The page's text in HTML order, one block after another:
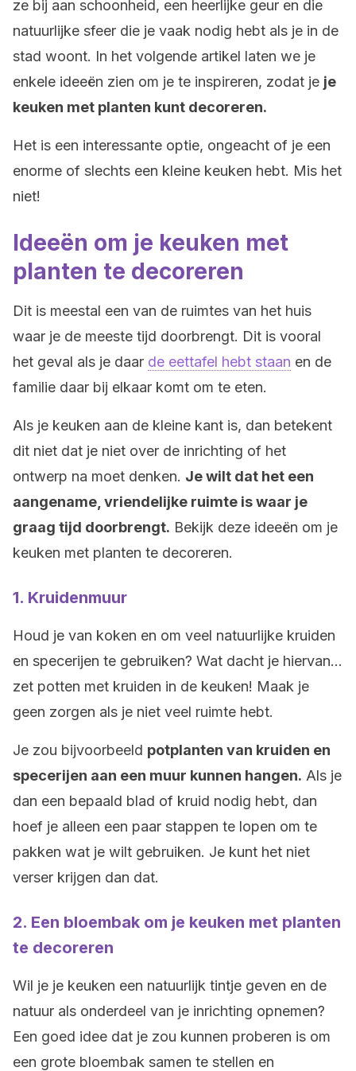
ze bij aan schoonheid, een heerlijke geur en die
natuurlijke sfeer die je vaak nodig hebt als je in de
stad woont. In het volgende artikel laten we je
enkele ideeën zien om je te inspireren, zodat je je
keuken met planten kunt decoreren.
Het is een interessante optie, ongeacht of je een
enorme of slechts een kleine keuken hebt. Mis het
niet!
Ideeën om je keuken met
planten te decoreren
Dit is meestal een van de ruimtes van het huis
waar je de meeste tijd doorbrengt. Dit is vooral
het geval als je daar de eettafel hebt staan en de
familie daar bij elkaar komt om te eten.
Als je keuken aan de kleine kant is, dan betekent
dit niet dat je niet over de inrichting of het
ontwerp na moet denken. Je wilt dat het een
aangename, vriendelijke ruimte is waar je
graag tijd doorbrengt. Bekijk deze ideeën om je
keuken met planten te decoreren.
1. Kruidenmuur
Houd je van koken en om veel natuurlijke kruiden
en specerijen te gebruiken? Wat dacht je hiervan…
zet potten met kruiden in de keuken! Maak je
geen zorgen als je niet veel ruimte hebt.
Je zou bijvoorbeeld potplanten van kruiden en
specerijen aan een muur kunnen hangen. Als je
dan een bepaald blad of kruid nodig hebt, dan
hoef je alleen een paar stappen te lopen om te
pakken wat je wilt gebruiken. Je kunt het niet
verser krijgen dan dat.
2. Een bloembak om je keuken met planten
te decoreren
Wil je je keuken een natuurlijk tintje geven en de
natuur als onderdeel van je inrichting opnemen?
Een goed idee dat je zou kunnen proberen is om
een grote bloembak samen te stellen en